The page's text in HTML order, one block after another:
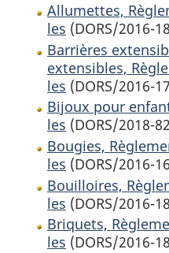
Allumettes,
les (DORS/2016-
Barrières
extensibles,
les (DORS/2016-
Bijoux pour
les (DORS/2018-
Bougies,
les (DORS/2016-
Bouilloires,
les (DORS/2016-
Briquets,
les (DORS/2016-